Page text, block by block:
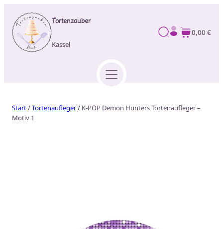
Tortenzauber
Kassel
0,00 €
Start/Tortenaufleger/ K-POP Demon Hunters Tortenaufleger –
Motiv 1